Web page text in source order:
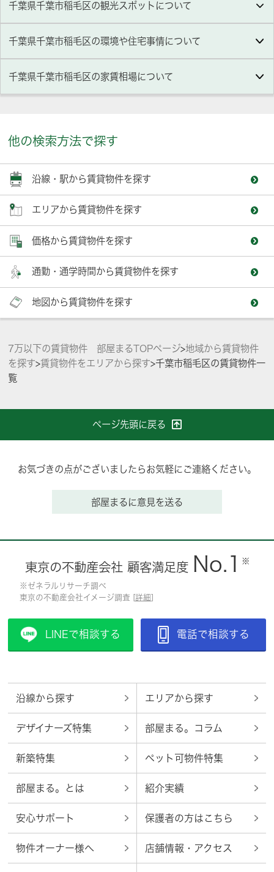
千葉県千葉市稲毛区の観光スポットについて
千葉県千葉市稲毛区の環境や住宅事情について
千葉県千葉市稲毛区の家賃相場について
他の検索方法で探す
沿線・駅から賃貸物件を探す
エリアから賃貸物件を探す
価格から賃貸物件を探す
通勤・通学時間から賃貸物件を探す
地図から賃貸物件を探す
7万以下の賃貸物件 部屋まるTOPページ>地域から賃貸物件
を探す>賃貸物件をエリアから探す>千葉市稲毛区の賃貸物件一
覧
ページ先頭に戻る
お気づきの点がございましたらお気軽にご連絡ください。
部屋まるに意見を送る
東京の不動産会社 顧客満足度 No.1 ※
※ゼネラルリサーチ調べ
東京の不動産会社イメージ調査 [詳細]
LINEで相談する 電話で相談する
沿線から探す エリアから探す
デザイナーズ特集 部屋まる。コラム
新築特集 ペット可物件特集
部屋まる。とは 紹介実績
安心サポート 保護者の方はこちら
物件オーナー様へ 店舗情報・アクセス